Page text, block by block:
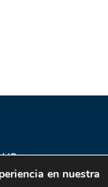
en nuestra